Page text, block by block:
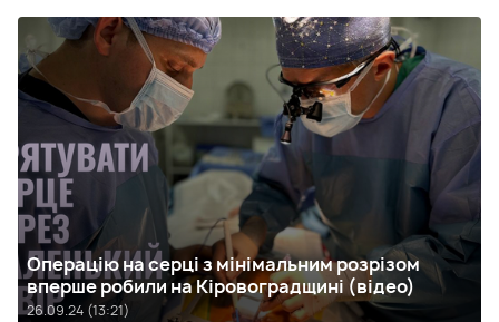
Операцію на серці з мінімальним розрізом
вперше робили на Кіровоградщині (відео)
26.09.24 (13:21)